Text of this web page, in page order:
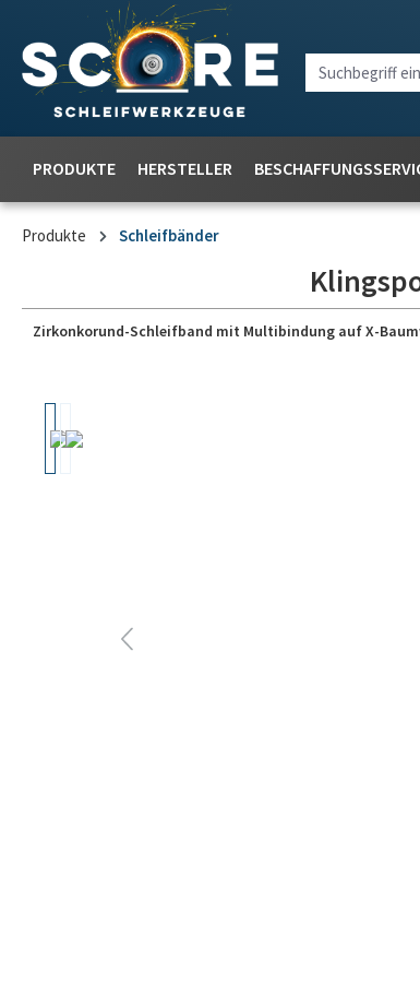
PRODUKTE HERSTELLER
Produkte Schleifbänder
Zirkonkorund-Schleifband mit Multibindung auf X-